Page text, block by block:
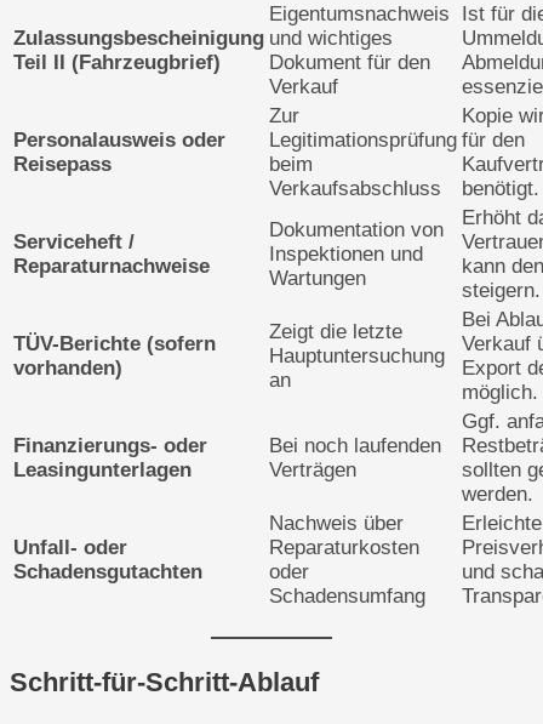
Zulassungsbescheinigung
Teil II (Fahrzeugbrief)
Eigentumsnachweis
und wichtiges
Dokument für den
Verkauf
Ist für
Personalausweis oder
Reisepass
Zur
Legitimationsprüfung
beim
Verkaufsabschluss
Kopie
für den
benötigt.
Serviceheft /
Reparaturnachweise
Dokumentation von
Inspektionen und
Wartungen
Erhöht
kann
steigern.
TÜV-Berichte (sofern
vorhanden)
Zeigt die letzte
Hauptuntersuchung
an
Bei
Verkauf
Export
möglich.
Finanzierungs- oder
Leasingunterlagen
Bei noch laufenden
Verträgen
Ggf.
sollten
werden.
Unfall- oder
Schadensgutachten
Nachweis über
Reparaturkosten
oder
Schadensumfang
und
Schritt-für-Schritt-Ablauf